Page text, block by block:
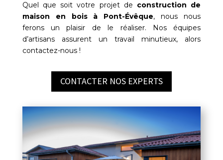
Quel que soit votre projet de construction de
maison en bois à
Pont-Évêque, nous nous
ferons un plaisir de le réaliser. Nos équipes
d’artisans assurent un travail minutieux, alors
contactez-nous !
CONTACTER NOS EXPERTS